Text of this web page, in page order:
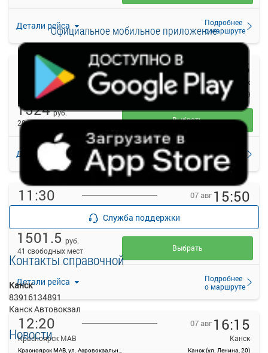
Детали рейса
Подробнее
о маршруте
10:00
Красноярск МАВ
Красноярск МАВ, ул. Аэровокзальная, д. 22
13:45
Канск
Канск (ул. Ленина, 20)
Детали рейса
о маршруте
1524 руб.
28 свободных мест
Выбрать
11:30
Красноярск МАВ, ул. Аэровокзальная, д. 22
07 авг 15:50
Детали рейса
Подробнее
о маршруте
1501.5 руб.
41 свободных мест
Выбрать
12:20
Красноярск МАВ
Красноярск МАВ, ул. Аэровокзальная, д. 22
07 авг 16:15
Канск
Канск (ул. Ленина, 20)
Официальное мобильное приложение
Служба поддержки
Контакты справочной
Канск
83916134891
Канск Автовокзал
Новости